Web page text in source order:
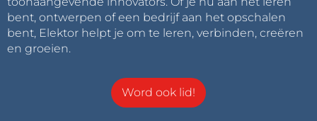
bent, ontwerpen of een bedrijf aan het opschalen
bent, Elektor helpt je om te leren, verbinden, creëren
en groeien.
Word ook lid!